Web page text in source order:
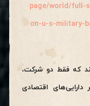
page/world/full-
on-u-s-military-
که فقط دو شرکت،
دارایی‌های اقتصادی